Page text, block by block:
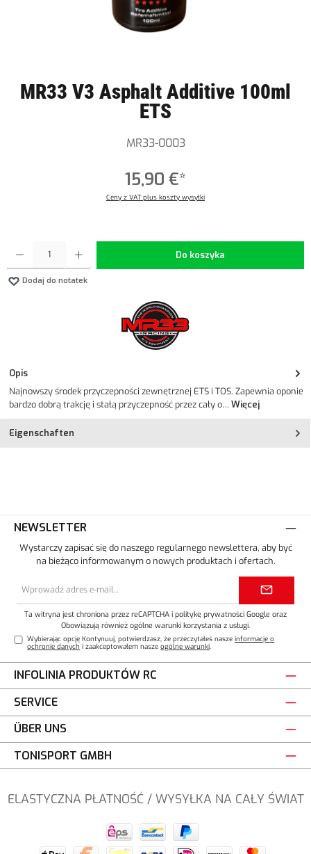
MR33 V3 Asphalt Additive 100ml
ETS
MR33-0003
15,90 €*
Ceny z VAT plus koszty wysyłki
Do koszyka
Dodaj do notatek
Opis
Najnowszy środek przyczepności zewnętrznej ETS i TOS. Zapewnia oponie
bardzo dobrą trakcję i stałą przyczepność przez cały o…Więcej
Eigenschaften
NEWSLETTER
Wystarczy zapisać się do naszego regularnego newslettera, aby być
na bieżąco informowanym o nowych produktach i ofertach.
Ta witryna jest chroniona przez reCAPTCHA i politykę prywatności Google oraz
Obowiązują również ogólne warunki korzystania z usługi.
Wybierając opcję Kontynuuj, potwierdzasz, że przeczytałeś naszeinformacje o
ochronie danych i zaakceptowałem naszeogólne warunki.
INFOLINIA PRODUKTÓW RC
SERVICE
ÜBER UNS
TONISPORT GMBH
ELASTYCZNA PŁATNOŚĆ / WYSYŁKA NA CAŁY ŚWIAT